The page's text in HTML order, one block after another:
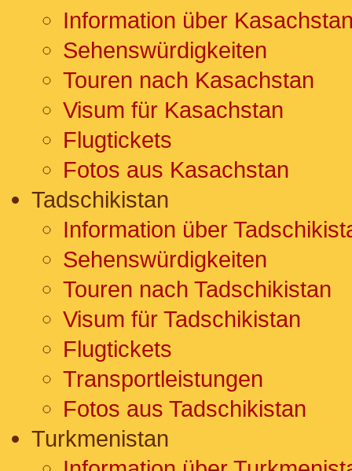
Information über
Sehenswürdigkeiten
Touren nach Kasachstan
Visum für Kasachstan
Flugtickets
Fotos aus Kasachstan
Tadschikistan
Information über
Sehenswürdigkeiten
Touren nach Tadschikistan
Visum für Tadschikistan
Flugtickets
Transportleistungen
Fotos aus Tadschikistan
Turkmenistan